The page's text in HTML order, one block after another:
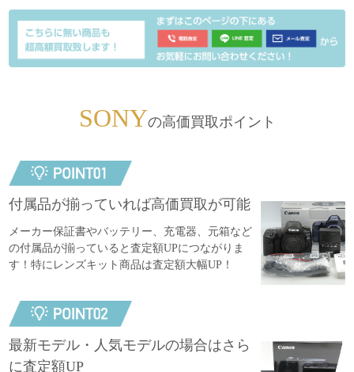
SONYの高価買取ポイント
付属品が揃っていれば高価買取が可能
メーカー保証書やバッテリー、充電器、元箱など
の付属品が揃っていると査定額UPにつながりま
す！特にレンズキット商品は査定額大幅UP！
最新モデル・人気モデルの場合はさら
に査定額UP